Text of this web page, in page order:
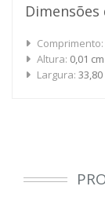
Comprimento:
Altura: 0,01 cm
Largura: 33,80